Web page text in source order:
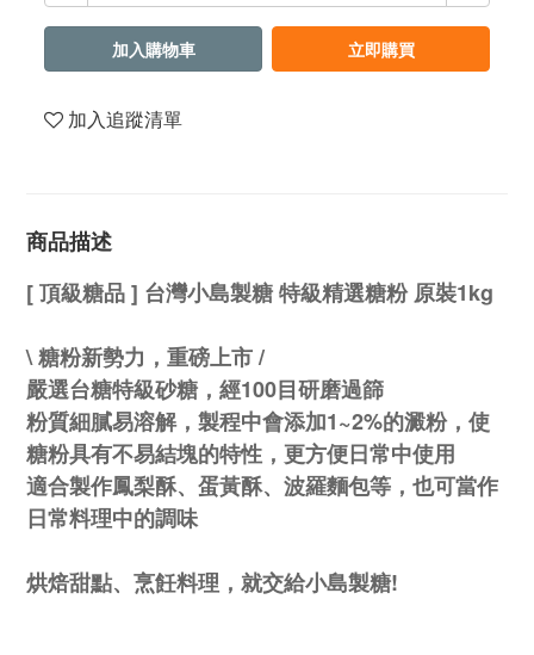
加入購物車 立即購買
加入追蹤清單
商品描述
[ 頂級糖品 ] 台灣小島製糖 特級精選糖粉 原裝1kg
\ 糖粉新勢力，重磅上市 /
嚴選台糖特級砂糖，經100目研磨過篩
粉質細膩易溶解， 製程中會添加1~2%的澱粉，使
糖粉具有不易結塊的特性，更方便日常中使用
適合製作鳳梨酥、蛋黃酥、波羅麵包等，也可當作
日常料理中的調味
烘焙甜點、烹飪料理，就交給小島製糖!